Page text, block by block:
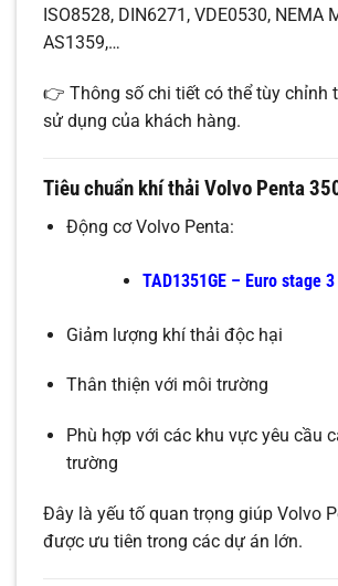
ISO8528, DIN6271, VDE0530, NEMA
AS1359,…
👉 Thông số chi tiết có thể tùy chỉnh
sử dụng của khách hàng.
Tiêu chuẩn khí thải Volvo Penta
Động cơ Volvo Penta:
TAD1351GE – Euro stage 3
Giảm lượng khí thải độc hại
Thân thiện với môi trường
Phù hợp với các khu vực yêu cầu
trường
Đây là yếu tố quan trọng giúp Volvo
được ưu tiên trong các dự án lớn.